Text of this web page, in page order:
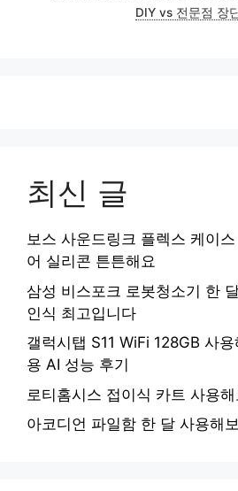
DIY vs 전문점 장
최신 글
보스 사운드링크 플렉스 케이
어 실리콘 튼튼해요
삼성 비스포크 로봇청소기 한
인식 최고입니다
갤럭시탭 S11 WiFi 128GB 사
용 AI 성능 후기
로티홈시스 접이식 카트 사용
아코디언 파일함 한 달 사용해